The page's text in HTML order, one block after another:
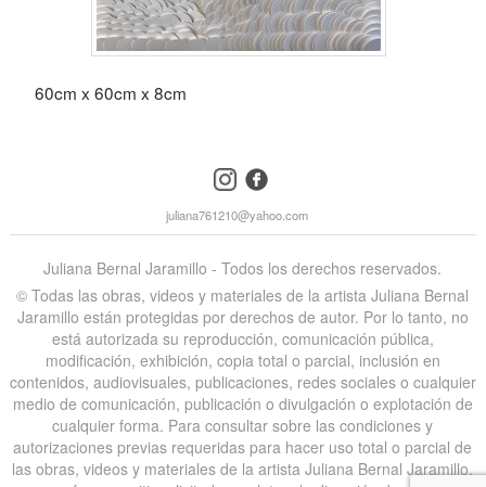
60cm x 60cm x 8cm
instagramfacebook
juliana761210@yahoo.com
Juliana Bernal Jaramillo - Todos los derechos reservados.
©️ Todas las obras, videos y materiales de la artista Juliana Bernal
Jaramillo están protegidas por derechos de autor. Por lo tanto, no
está autorizada su reproducción, comunicación pública,
modificación, exhibición, copia total o parcial, inclusión en
contenidos, audiovisuales, publicaciones, redes sociales o cualquier
medio de comunicación, publicación o divulgación o explotación de
cualquier forma. Para consultar sobre las condiciones y
autorizaciones previas requeridas para hacer uso total o parcial de
las obras, videos y materiales de la artista Juliana Bernal Jaramillo,